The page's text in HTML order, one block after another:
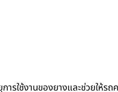
รใช้งานของยางและช่วยให้